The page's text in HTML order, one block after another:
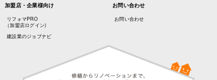
加盟店・企業様向け
リフォマPRO
（加盟店ログイン)
建設業のジョブナビ
お問い合わせ
お問い合わせ